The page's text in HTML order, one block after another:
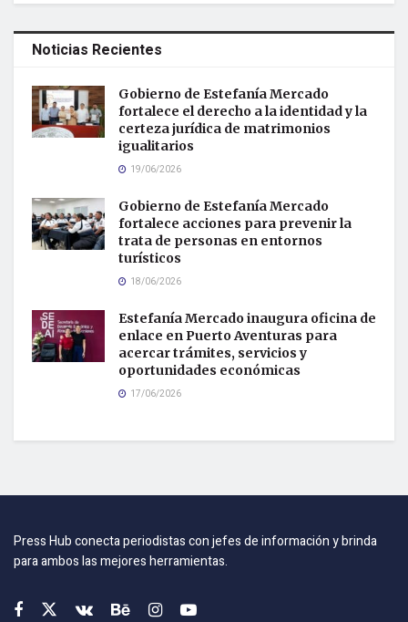
Noticias Recientes
Gobierno de Estefanía Mercado
fortalece el derecho a la identidad y la
certeza jurídica de matrimonios
igualitarios
19/06/2026
Gobierno de Estefanía Mercado
fortalece acciones para prevenir la
trata de personas en entornos
turísticos
18/06/2026
Estefanía Mercado inaugura oficina de
enlace en Puerto Aventuras para
acercar trámites, servicios y
oportunidades económicas
17/06/2026
Press Hub conecta periodistas con jefes de información y brinda
para ambos las mejores herramientas.